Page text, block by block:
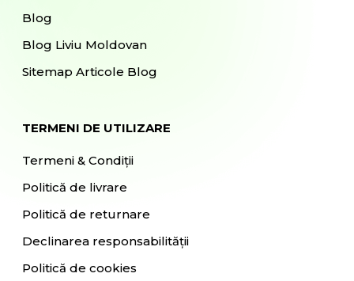
Blog
Blog Liviu Moldovan
Sitemap Articole Blog
TERMENI DE UTILIZARE
Termeni & Condiții
Politică de livrare
Politică de returnare
Declinarea responsabilității
Politică de cookies